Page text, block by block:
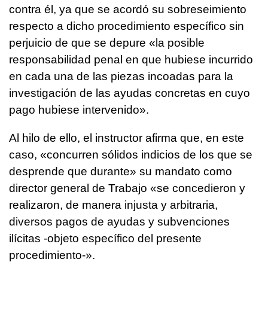
contra él, ya que se acordó su sobreseimiento
respecto a dicho procedimiento específico sin
perjuicio de que se depure «la posible
responsabilidad penal en que hubiese incurrido
en cada una de las piezas incoadas para la
investigación de las ayudas concretas en cuyo
pago hubiese intervenido».
Al hilo de ello, el instructor afirma que, en este
caso, «concurren sólidos indicios de los que se
desprende que durante» su mandato como
director general de Trabajo «se concedieron y
realizaron, de manera injusta y arbitraria,
diversos pagos de ayudas y subvenciones
ilícitas -objeto específico del presente
procedimiento-».